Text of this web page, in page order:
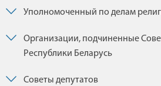
Уполномоченный по делам
Организации, подчиненные
Республики Беларусь
Советы депутатов